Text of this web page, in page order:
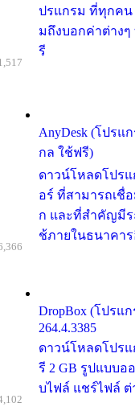
ปรแกรม ที่ทุกคน
มถึงบอกค่าต่างๆ
รี
AnyDesk (โปรแ
กล ใช้ฟรี)
ดาวน์โหลดโปรแ
อร์ ที่สามารถเชื่
ก และที่สำคัญมีร
ช้ภายในธนาคา
DropBox (โปรแ
264.4.3385
ดาวน์โหลดโปรแ
รี 2 GB รูปแบบอ
บไฟล์ แชร์ไฟล์ ต่